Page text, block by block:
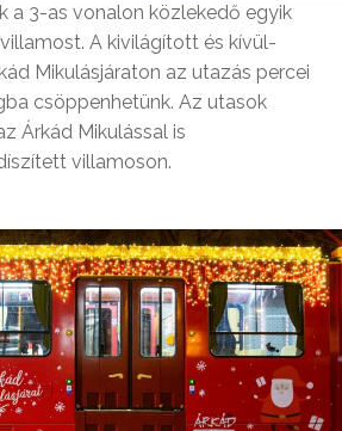
a 3-as vonalon közlekedő egyik
A kivilágított és kívül-
Mikulásjáraton az utazás percei
csöppenhetünk. Az utasok
Árkád Mikulással is
villamoson.